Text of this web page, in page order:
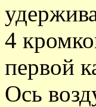
4
первой
Ось